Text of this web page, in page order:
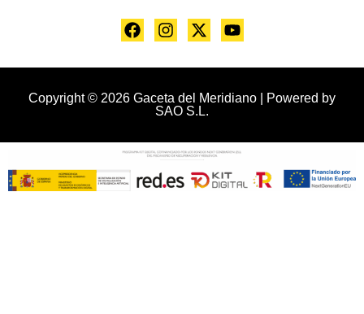
Copyright © 2026 Gaceta del Meridiano | Powered by
SAO S.L.